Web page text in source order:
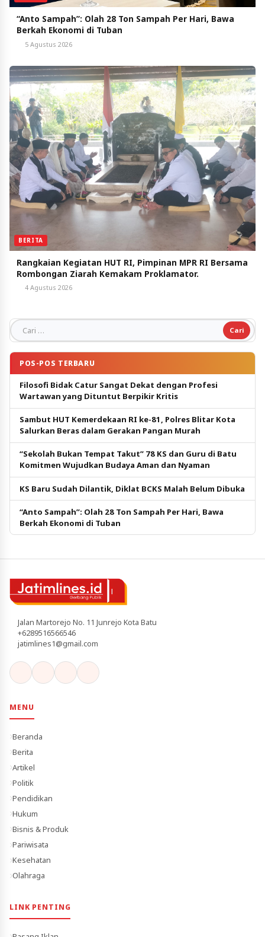
“Anto Sampah”: Olah 28 Ton Sampah Per Hari, Bawa
Berkah Ekonomi di Tuban
5 Agustus 2026
BERITA
Rangkaian Kegiatan HUT RI, Pimpinan MPR RI Bersama
Rombongan Ziarah Kemakam Proklamator.
4 Agustus 2026
Cari untuk:
POS-POS TERBARU
Filosofi Bidak Catur Sangat Dekat dengan Profesi
Wartawan yang Dituntut Berpikir Kritis
Sambut HUT Kemerdekaan RI ke-81, Polres Blitar Kota
Salurkan Beras dalam Gerakan Pangan Murah
“Sekolah Bukan Tempat Takut” 78 KS dan Guru di Batu
Komitmen Wujudkan Budaya Aman dan Nyaman
KS Baru Sudah Dilantik, Diklat BCKS Malah Belum Dibuka
“Anto Sampah”: Olah 28 Ton Sampah Per Hari, Bawa
Berkah Ekonomi di Tuban
Jalan Martorejo No. 11 Junrejo Kota Batu
+6289516566546
jatimlines1@gmail.com
MENU
Beranda
Berita
Artikel
Politik
Pendidikan
Hukum
Bisnis & Produk
Pariwisata
Kesehatan
Olahraga
LINK PENTING